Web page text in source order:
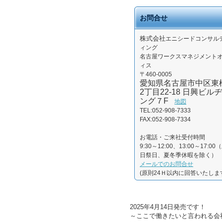
お問合せ
株式会社エニシードコンサル
ィング
名古屋ワークスマネジメント
ィス
〒460-0005
愛知県名古屋市中区東
2丁目22-18 日興ビルヂ
ング７F
地図
TEL:052-908-7333
FAX:052-908-7334
お電話・ご来社受付時間
9:30～12:00、13:00～17:00（
日祭日、夏冬季休暇を除く）
メールでのお問合せ
(原則24Ｈ以内に回答いたしま
2025年4月14日発売です！
～ここで働きたいと言われる会